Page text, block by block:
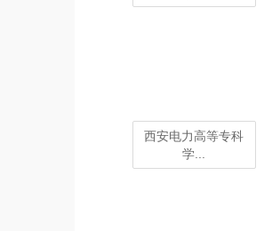
西安电力高等专科
学...